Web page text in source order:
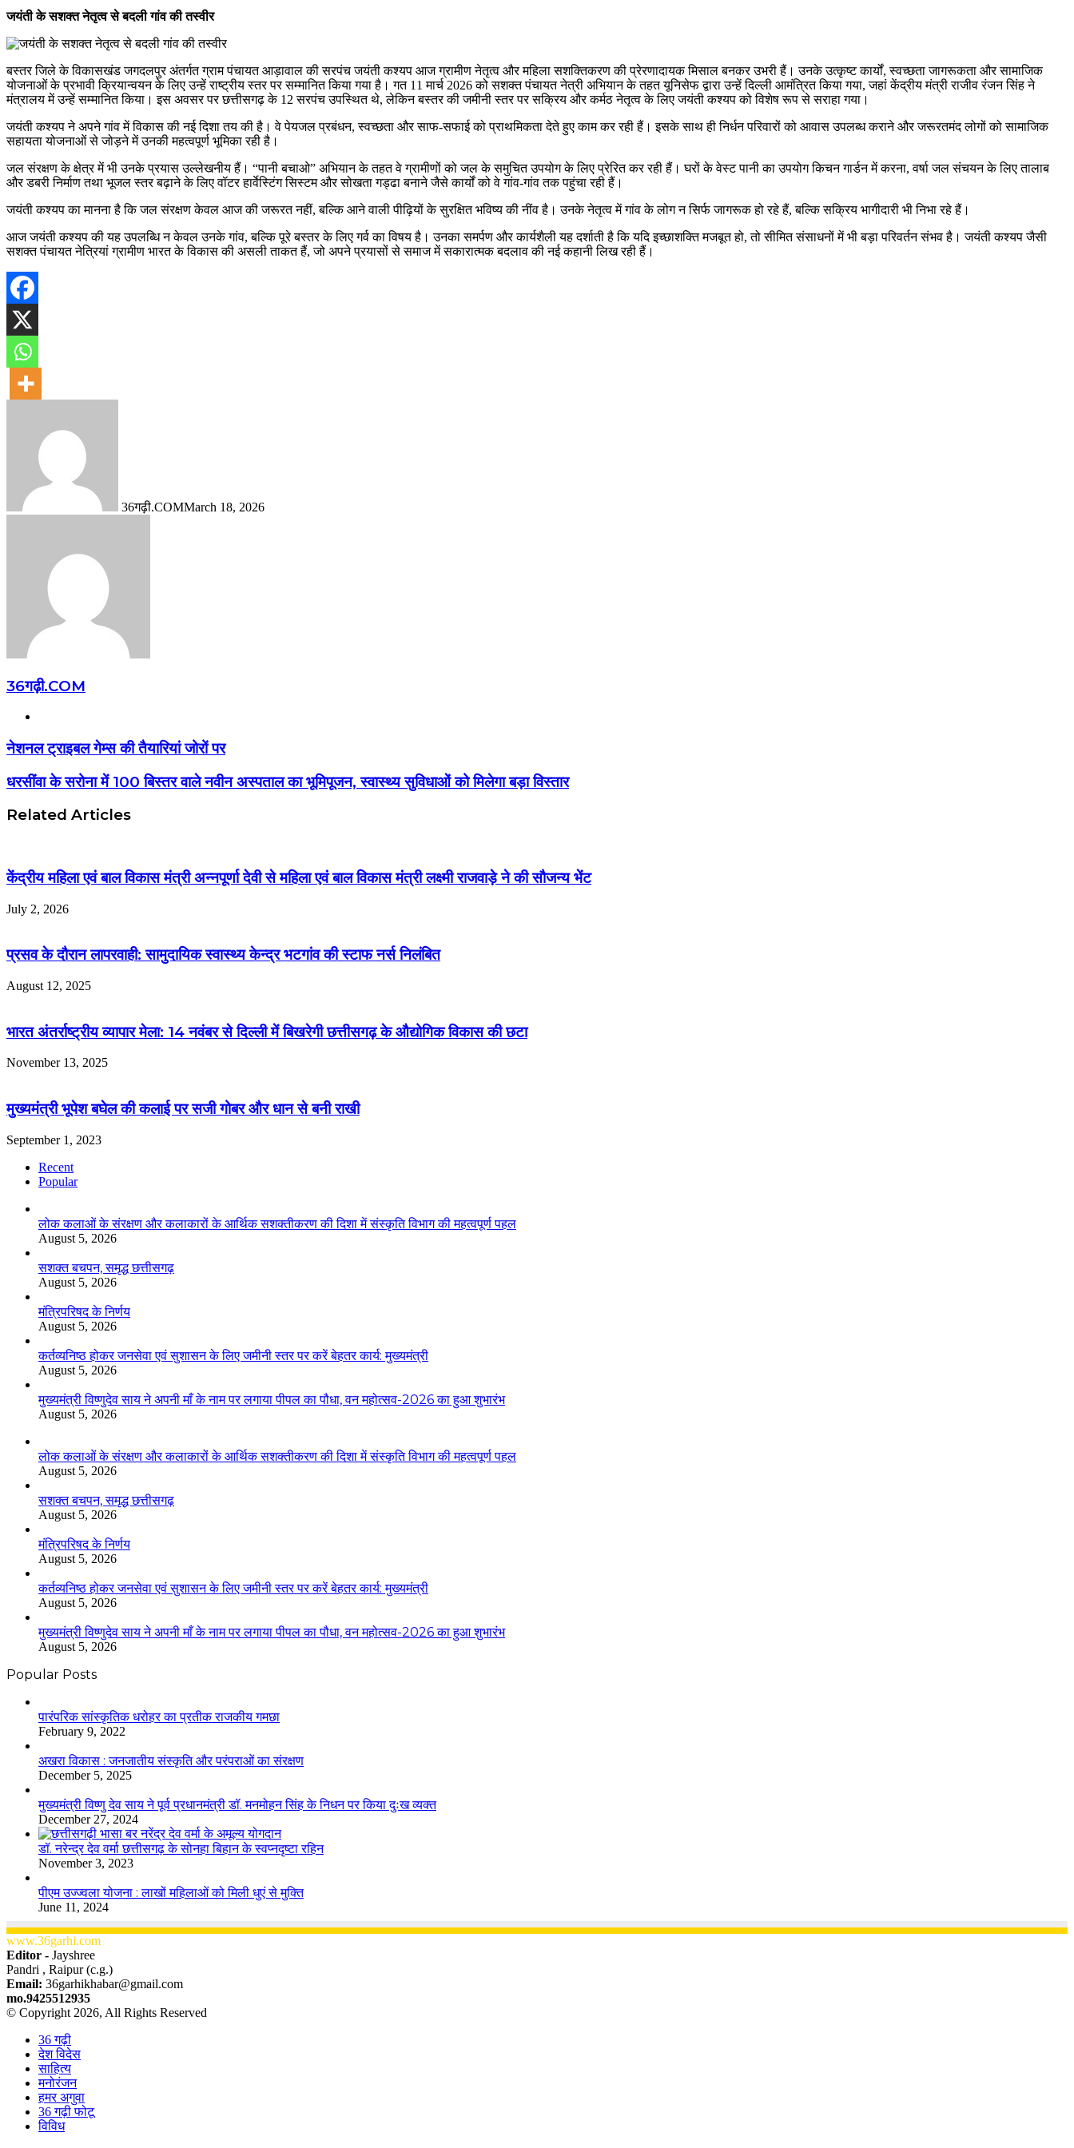
जयंती के सशक्त नेतृत्व से बदली गांव की तस्वीर
बस्तर जिले के विकासखंड जगदलपुर अंतर्गत ग्राम पंचायत आड़ावाल की सरपंच जयंती कश्यप आज ग्रामीण नेतृत्व और महिला सशक्तिकरण की प्रेरणादायक मिसाल बनकर उभरी हैं। उनके उत्कृष्ट कार्यों, स्वच्छता जागरूकता और सामाजिक
योजनाओं के प्रभावी क्रियान्वयन के लिए उन्हें राष्ट्रीय स्तर पर सम्मानित किया गया है। गत 11 मार्च 2026 को सशक्त पंचायत नेत्री अभियान के तहत यूनिसेफ द्वारा उन्हें दिल्ली आमंत्रित किया गया, जहां केंद्रीय मंत्री राजीव रंजन सिंह ने
मंत्रालय में उन्हें सम्मानित किया। इस अवसर पर छत्तीसगढ़ के 12 सरपंच उपस्थित थे, लेकिन बस्तर की जमीनी स्तर पर सक्रिय और कर्मठ नेतृत्व के लिए जयंती कश्यप को विशेष रूप से सराहा गया।
जयंती कश्यप ने अपने गांव में विकास की नई दिशा तय की है। वे पेयजल प्रबंधन, स्वच्छता और साफ-सफाई को प्राथमिकता देते हुए काम कर रही हैं। इसके साथ ही निर्धन परिवारों को आवास उपलब्ध कराने और जरूरतमंद लोगों को सामाजिक
सहायता योजनाओं से जोड़ने में उनकी महत्वपूर्ण भूमिका रही है।
जल संरक्षण के क्षेत्र में भी उनके प्रयास उल्लेखनीय हैं। “पानी बचाओ” अभियान के तहत वे ग्रामीणों को जल के समुचित उपयोग के लिए प्रेरित कर रही हैं। घरों के वेस्ट पानी का उपयोग किचन गार्डन में करना, वर्षा जल संचयन के लिए तालाब
और डबरी निर्माण तथा भूजल स्तर बढ़ाने के लिए वॉटर हार्वेस्टिंग सिस्टम और सोखता गड्ढा बनाने जैसे कार्यों को वे गांव-गांव तक पहुंचा रही हैं।
जयंती कश्यप का मानना है कि जल संरक्षण केवल आज की जरूरत नहीं, बल्कि आने वाली पीढ़ियों के सुरक्षित भविष्य की नींव है। उनके नेतृत्व में गांव के लोग न सिर्फ जागरूक हो रहे हैं, बल्कि सक्रिय भागीदारी भी निभा रहे हैं।
आज जयंती कश्यप की यह उपलब्धि न केवल उनके गांव, बल्कि पूरे बस्तर के लिए गर्व का विषय है। उनका समर्पण और कार्यशैली यह दर्शाती है कि यदि इच्छाशक्ति मजबूत हो, तो सीमित संसाधनों में भी बड़ा परिवर्तन संभव है। जयंती कश्यप जैसी
सशक्त पंचायत नेत्रियां ग्रामीण भारत के विकास की असली ताकत हैं, जो अपने प्रयासों से समाज में सकारात्मक बदलाव की नई कहानी लिख रही हैं।
36गढ़ी.COMMarch 18, 2026
36गढ़ी.COM
नेशनल ट्राइबल गेम्स की तैयारियां जोरों पर
धरसींवा के सरोना में 100 बिस्तर वाले नवीन अस्पताल का भूमिपूजन, स्वास्थ्य सुविधाओं को मिलेगा बड़ा विस्तार
Related Articles
केंद्रीय महिला एवं बाल विकास मंत्री अन्नपूर्णा देवी से महिला एवं बाल विकास मंत्री लक्ष्मी राजवाड़े ने की सौजन्य भेंट
July 2, 2026
प्रसव के दौरान लापरवाही: सामुदायिक स्वास्थ्य केन्द्र भटगांव की स्टाफ नर्स निलंबित
August 12, 2025
भारत अंतर्राष्ट्रीय व्यापार मेला: 14 नवंबर से दिल्ली में बिखरेगी छत्तीसगढ़ के औद्योगिक विकास की छटा
November 13, 2025
मुख्यमंत्री भूपेश बघेल की कलाई पर सजी गोबर और धान से बनी राखी
September 1, 2023
Recent
Popular
लोक कलाओं के संरक्षण और कलाकारों के आर्थिक सशक्तीकरण की दिशा में संस्कृति विभाग की महत्वपूर्ण पहल
August 5, 2026
सशक्त बचपन, समृद्ध छत्तीसगढ़
August 5, 2026
मंत्रिपरिषद के निर्णय
August 5, 2026
कर्तव्यनिष्ठ होकर जनसेवा एवं सुशासन के लिए जमीनी स्तर पर करें बेहतर कार्य: मुख्यमंत्री
August 5, 2026
मुख्यमंत्री विष्णुदेव साय ने अपनी माँ के नाम पर लगाया पीपल का पौधा, वन महोत्सव-2026 का हुआ शुभारंभ
August 5, 2026
लोक कलाओं के संरक्षण और कलाकारों के आर्थिक सशक्तीकरण की दिशा में संस्कृति विभाग की महत्वपूर्ण पहल
August 5, 2026
सशक्त बचपन, समृद्ध छत्तीसगढ़
August 5, 2026
मंत्रिपरिषद के निर्णय
August 5, 2026
कर्तव्यनिष्ठ होकर जनसेवा एवं सुशासन के लिए जमीनी स्तर पर करें बेहतर कार्य: मुख्यमंत्री
August 5, 2026
मुख्यमंत्री विष्णुदेव साय ने अपनी माँ के नाम पर लगाया पीपल का पौधा, वन महोत्सव-2026 का हुआ शुभारंभ
August 5, 2026
Popular Posts
​​​​​​​पारंपरिक सांस्कृतिक धरोहर का प्रतीक राजकीय गमछा
February 9, 2022
अखरा विकास : जनजातीय संस्कृति और परंपराओं का संरक्षण
December 5, 2025
मुख्यमंत्री विष्णु देव साय ने पूर्व प्रधानमंत्री डॉ. मनमोहन सिंह के निधन पर किया दुःख व्यक्त
December 27, 2024
डॉ. नरेन्द्र देव वर्मा छत्तीसगढ़ के सोनहा बिहान के स्वप्नदृष्टा रहिन
November 3, 2023
पीएम उज्ज्वला योजना : लाखों महिलाओं को मिली धुएं से मुक्ति
June 11, 2024
www.36garhi.com
Editor - Jayshree
Pandri , Raipur (c.g.)
Email: 36garhikhabar@gmail.com
mo.9425512935
© Copyright 2026, All Rights Reserved
36 गढ़ी
देश विदेस
साहित्य
मनोरंजन
हमर अगुवा
36 गढ़ी फोटू
विविध